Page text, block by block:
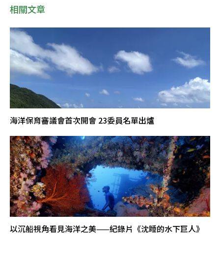
相關文章
海洋保育審議會首次開會 23委員名單出爐
以沉船視角看見海洋之美——紀錄片《沈睡的水下巨人》